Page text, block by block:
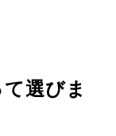
選びま